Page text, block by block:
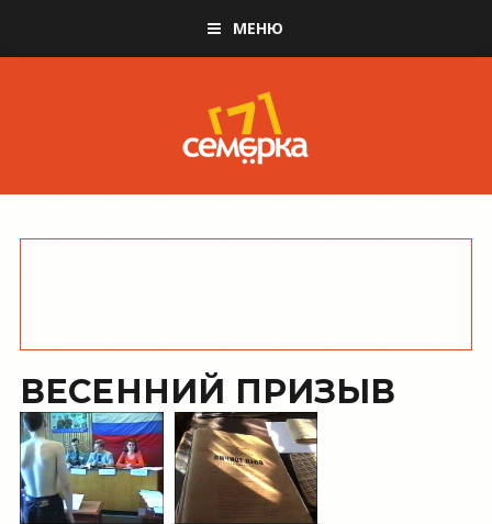
МЕНЮ
ВЕСЕННИЙ ПРИЗЫВ